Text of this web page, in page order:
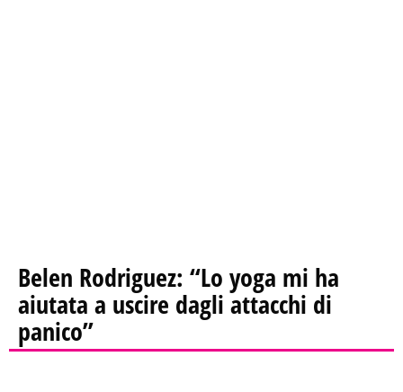
Belen Rodriguez: “Lo yoga mi ha
aiutata a uscire dagli attacchi di
panico”